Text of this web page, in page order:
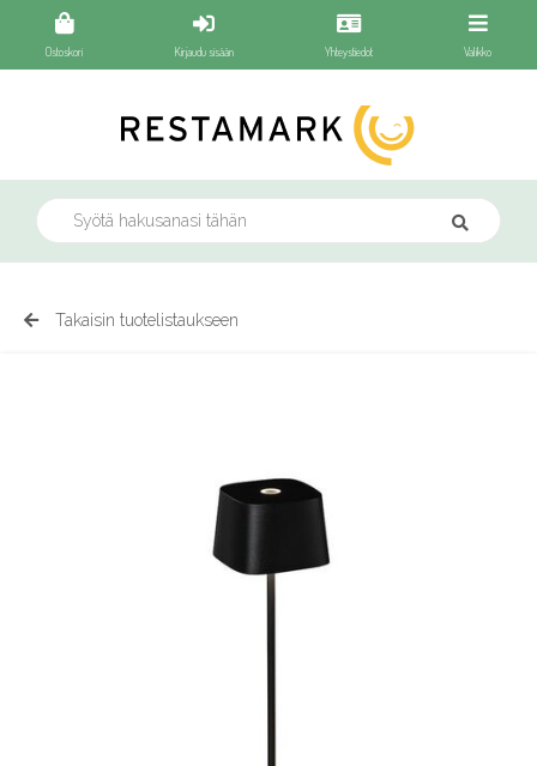
Takaisin tuotelistaukseen
Ostoskori Kirjaudu sisään Yhteystiedot Valikko